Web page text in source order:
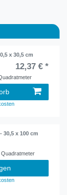
x 30,5 cm
12,37 € *
x 100 cm
Quadratmeter